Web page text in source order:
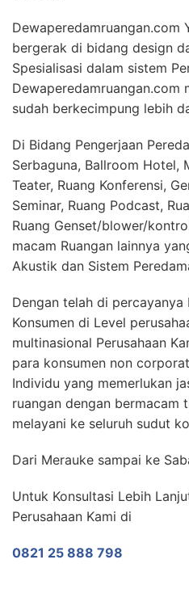
Dewaperedamruangan.com
bergerak di bidang design
Spesialisasi dalam sistem
Dewaperedamruangan.com
sudah berkecimpung lebih
Di Bidang Pengerjaan
Serbaguna, Ballroom Hotel,
Teater, Ruang Konferensi,
Seminar, Ruang Podcast,
Ruang Genset/blower/
macam Ruangan lainnya
Akustik dan Sistem
Dengan telah di
Konsumen di Level
multinasional Perusahaan
para konsumen non
Individu yang memerlukan
ruangan dengan bermacam
melayani ke seluruh sudut
Dari Merauke sampai ke
Untuk Konsultasi Lebih
Perusahaan Kami di
0821 25 888 798